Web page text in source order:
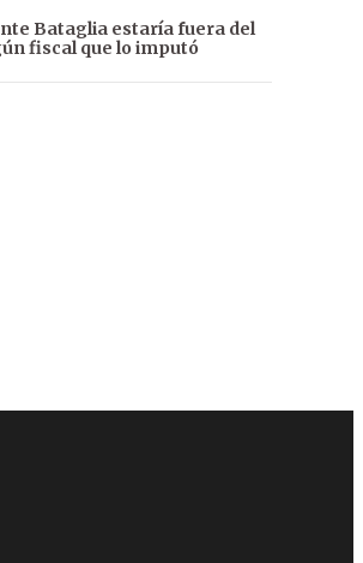
Bataglia estaría fuera del
fiscal que lo imputó